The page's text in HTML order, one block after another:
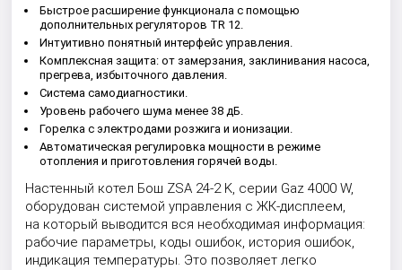
Быстрое расширение функционала с помощью
дополнительных регуляторов TR 12.
Интуитивно понятный интерфейс управления.
Комплексная защита: от замерзания, заклинивания насоса,
прегрева, избыточного давления.
Система самодиагностики.
Уровень рабочего шума менее 38 дБ.
Горелка с электродами розжига и ионизации.
Автоматическая регулировка мощности в режиме
отопления и приготовления горячей воды.
Настенный котел Бош ZSA 24-2 K, серии Gaz 4000 W,
оборудован системой управления с ЖК-дисплеем,
на который выводится вся необходимая информация:
рабочие параметры, коды ошибок, история ошибок,
индикация температуры. Это позволяет легко